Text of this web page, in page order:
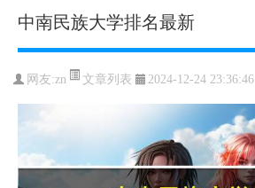
中南民族大学排名最新
网友:zn 文章列表 2024-12-24 23:36:46